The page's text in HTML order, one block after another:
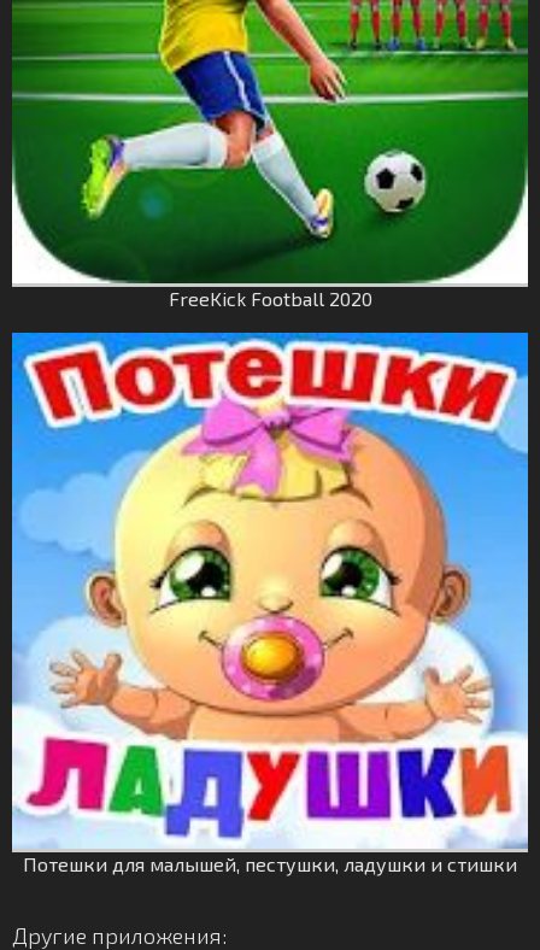
FreeKick Football 2020
Потешки для малышей, пестушки, ладушки и стишки
Другие приложения: